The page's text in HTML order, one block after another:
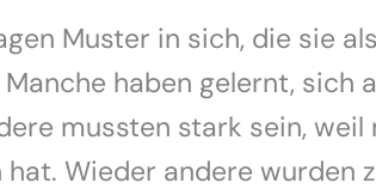
Muster in sich, die sie
haben gelernt, sich
mussten stark sein, weil
Wieder andere wurden